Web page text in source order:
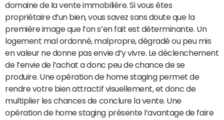
domaine de la vente immobilière. Si vous êtes
propriétaire d’un bien, vous savez sans doute que la
première image que l’on s’en fait est déterminante. Un
logement mal ordonné, malpropre, dégradé ou peu mis
en valeur ne donne pas envie d’y vivre. Le déclenchement
de l’envie de l’achat a donc peu de chance de se
produire. Une opération de home staging permet de
rendre votre bien attractif visuellement, et donc de
multiplier les chances de conclure la vente. Une
opération de home staging présente l’avantage de faire